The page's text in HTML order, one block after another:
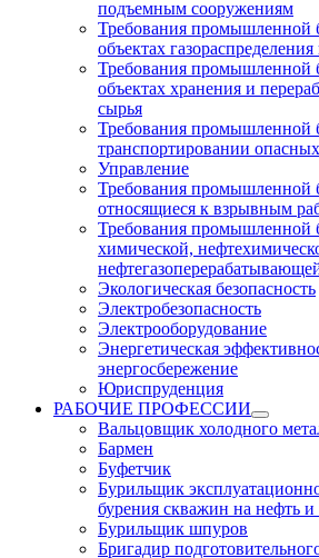
подъемным сооружениям
Требования промышленной
объектах
Требования промышленной
объектах хранения и
сырья
Требования промышленной
транспортировании
Управление
Требования промышленной
относящиеся к взрывным
Требования промышленной
химической,
Экологическая безопасность
Электробезопасность
Электрооборудование
Энергетическая
энергосбережение
Юриспруденция
РАБОЧИЕ ПРОФЕССИИ
Вальцовщик холодного
Бармен
Буфетчик
Бурильщик
бурения скважин на нефть и
Бурильщик шпуров
Бригадир